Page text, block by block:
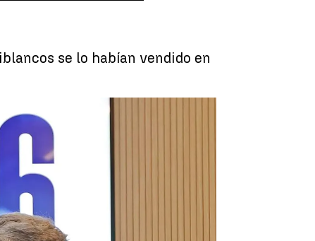
se lo habían vendido en
todo lo que podía para seguir en el Atlético" |